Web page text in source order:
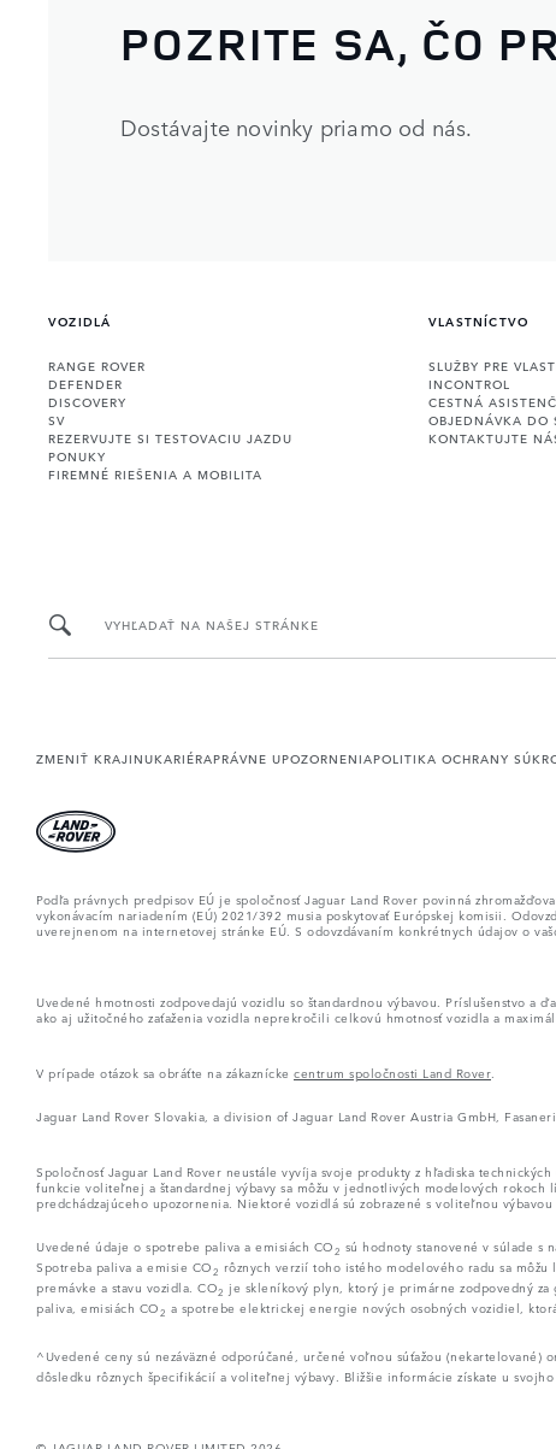
POZRITE SA, ČO
Dostávajte novinky priamo od nás.
VOZIDLÁ
RANGE ROVER
DEFENDER
DISCOVERY
SV
REZERVUJTE SI TESTOVACIU JAZDU
PONUKY
FIREMNÉ RIEŠENIA A MOBILITA
VLASTNÍCTVO
SLUŽBY PRE
INCONTROL
CESTNÁ
OBJEDNÁVKA DO
KONTAKTUJTE
VYHĽADAŤ NA NAŠEJ STRÁNKE
ZMENIŤ KRAJINUKARIÉRAPRÁVNE UPOZORNENIAPOLITIKA OCHRANY
Podľa právnych predpisov EÚ je spoločnosť Jaguar Land Rover povinná
vykonávacím nariadením (EÚ) 2021/392 musia poskytovať Európskej komisii.
uverejnenom na internetovej stránke EÚ. S odovzdávaním konkrétnych údajov o
Uvedené hmotnosti zodpovedajú vozidlu so štandardnou výbavou. Príslušenstvo a
ako aj užitočného zaťaženia vozidla neprekročili celkovú hmotnosť vozidla a
V prípade otázok sa obráťte na zákaznícke centrum spoločnosti Land Rover
Jaguar Land Rover Slovakia, a division of Jaguar Land Rover Austria GmbH,
Spoločnosť Jaguar Land Rover neustále vyvíja svoje produkty z hľadiska
funkcie voliteľnej a štandardnej výbavy sa môžu v jednotlivých modelových
predchádzajúceho upozornenia. Niektoré vozidlá sú zobrazené s voliteľnou
Uvedené údaje o spotrebe paliva a emisiách CO2 sú hodnoty stanovené v súlade s
Spotreba paliva a emisie CO2 rôznych verzií toho istého modelového radu sa
premávke a stavu vozidla. CO2 je skleníkový plyn, ktorý je primárne zodpovedný
paliva, emisiách CO2 a spotrebe elektrickej energie nových osobných vozidiel,
^Uvedené ceny sú nezáväzné odporúčané, určené voľnou súťažou
dôsledku rôznych špecifikácií a voliteľnej výbavy. Bližšie informácie získate u svojho